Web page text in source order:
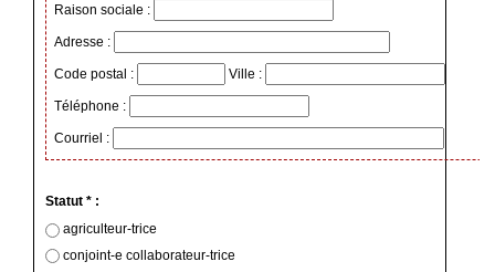
Raison sociale :
Adresse :
Code postal : Ville :
Téléphone :
Courriel :
Statut * :
agriculteur-trice
conjoint-e collaborateur-trice